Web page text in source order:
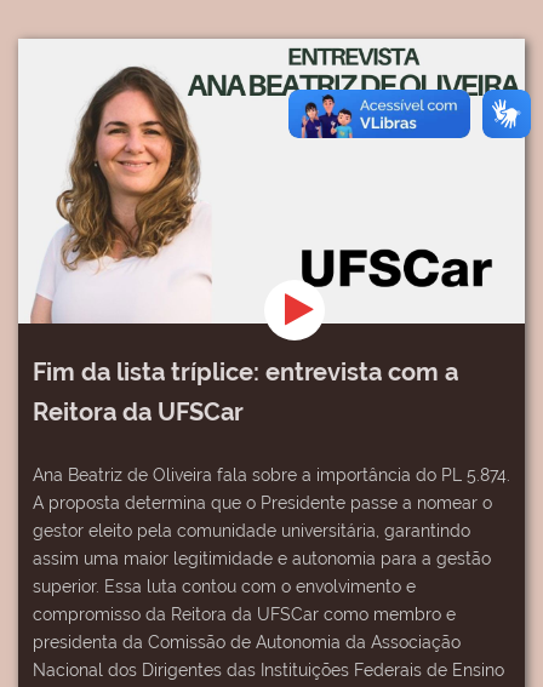
Fim da lista tríplice: entrevista com a
Reitora da UFSCar
Ana Beatriz de Oliveira fala sobre a importância do PL 5.874.
A proposta determina que o Presidente passe a nomear o
gestor eleito pela comunidade universitária, garantindo
assim uma maior legitimidade e autonomia para a gestão
superior. Essa luta contou com o envolvimento e
compromisso da Reitora da UFSCar como membro e
presidenta da Comissão de Autonomia da Associação
Nacional dos Dirigentes das Instituições Federais de Ensino